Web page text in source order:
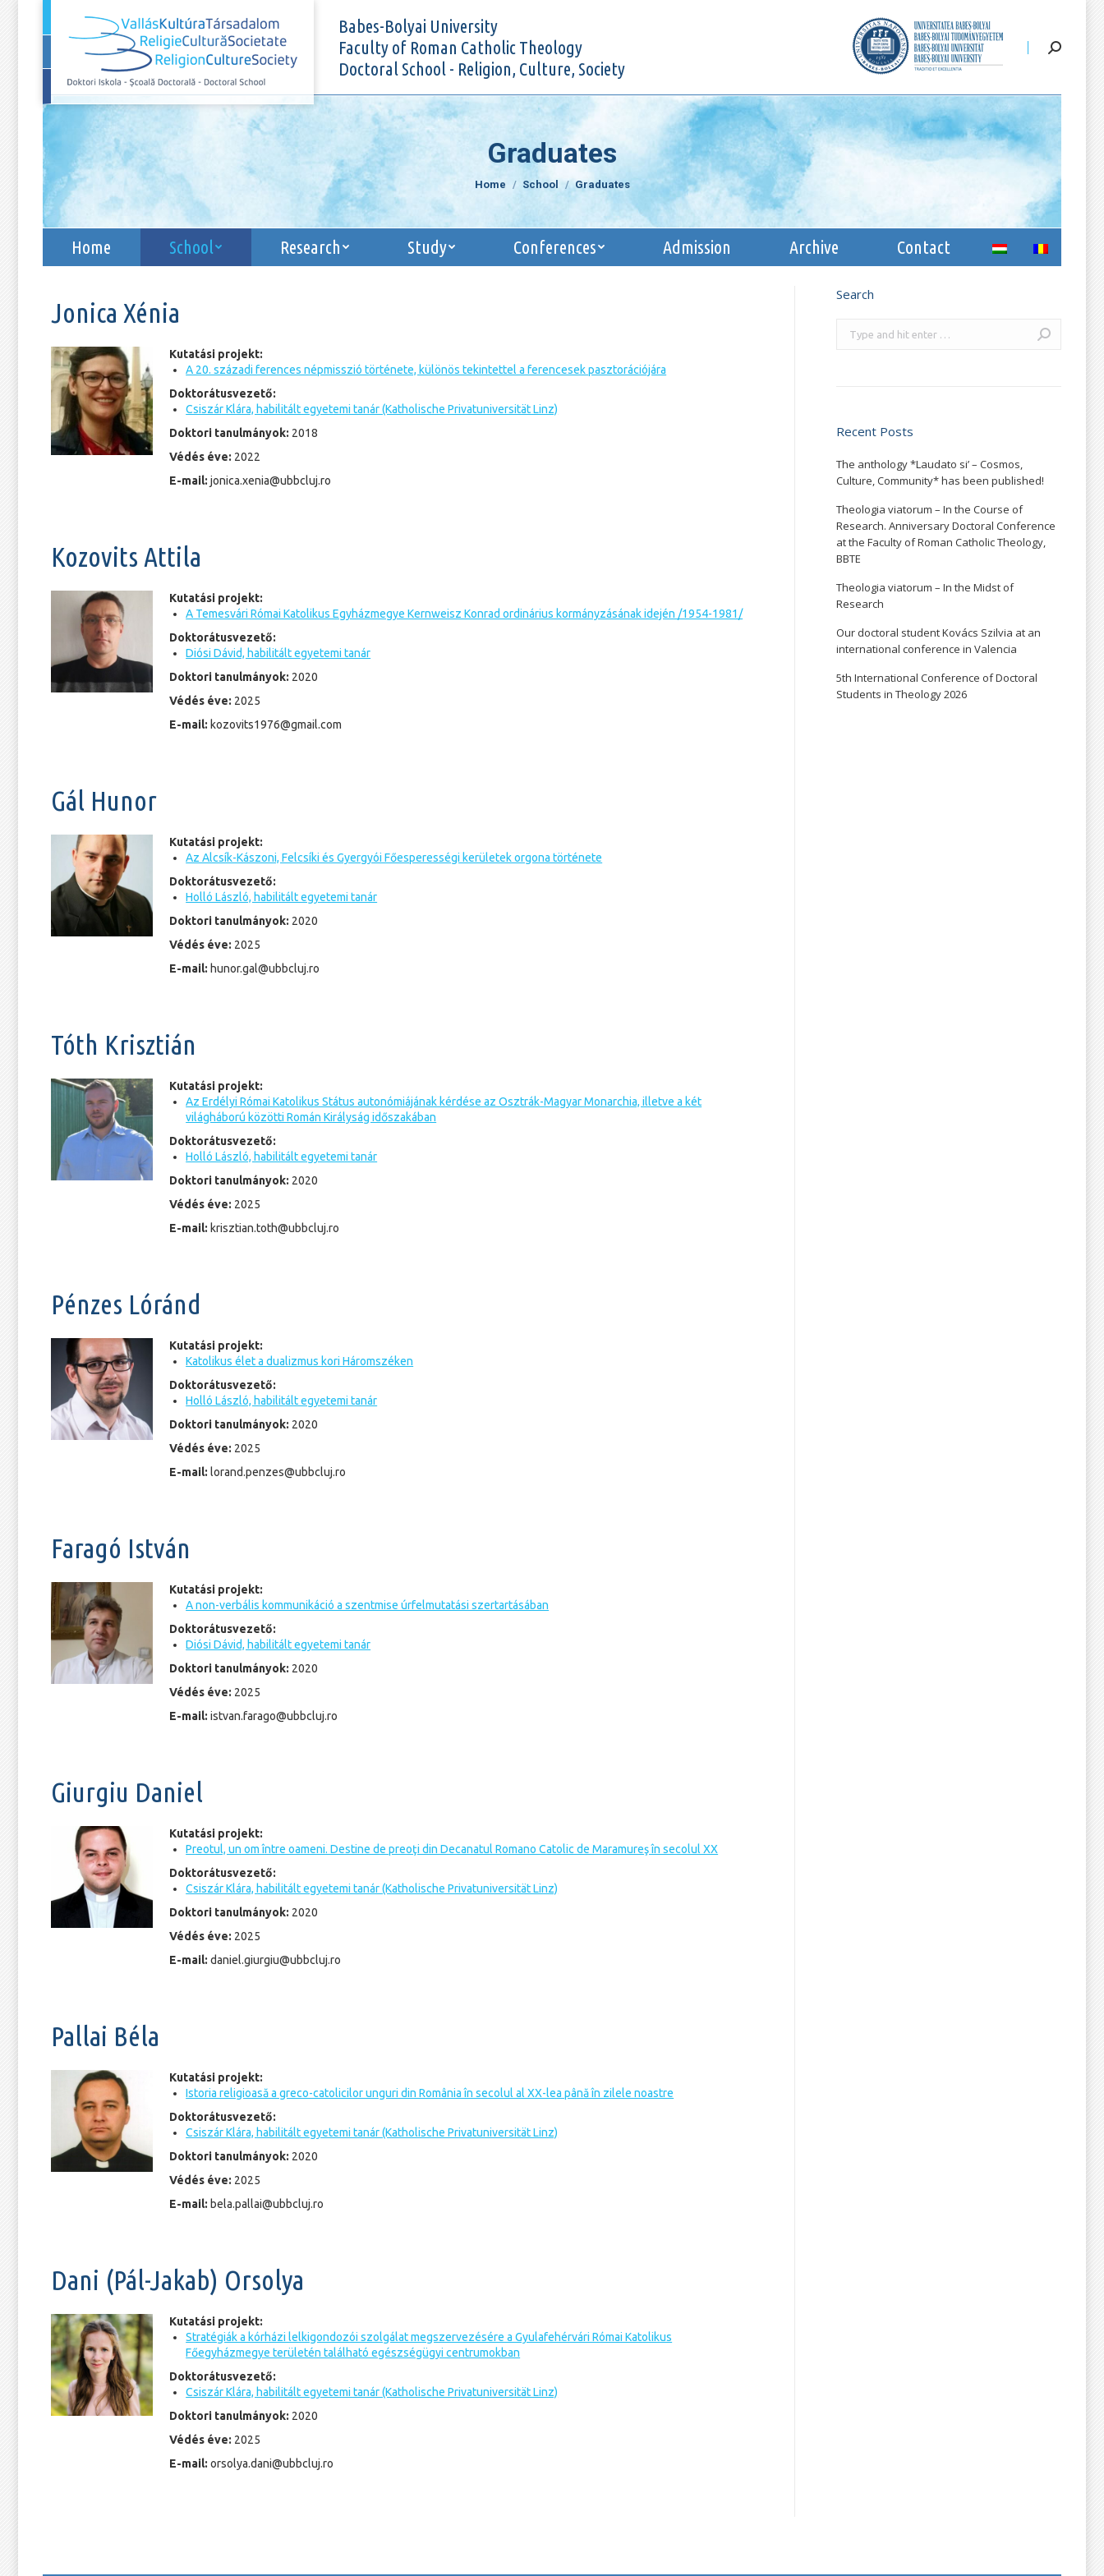
Babes-Bolyai University
Faculty of Roman Catholic Theology
Doctoral School - Religion, Culture, Society
Home School Research Study Conferences Admission Archive Contact
Graduates
You are here:
Home School Graduates
Jonica Xénia
Kutatási projekt:
A 20. századi ferences népmisszió története, különös tekintettel a ferencesek pasztorációjára
Doktorátusvezető:
Csiszár Klára, habilitált egyetemi tanár (Katholische Privatuniversität Linz)
Doktori tanulmányok: 2018
Védés éve: 2022
E-mail: jonica.xenia@ubbcluj.ro
Kozovits Attila
Kutatási projekt:
A Temesvári Római Katolikus Egyházmegye Kernweisz Konrad ordinárius kormányzásának idején /1954-1981/
Doktorátusvezető:
Diósi Dávid, habilitált egyetemi tanár
Doktori tanulmányok: 2020
Védés éve: 2025
E-mail: kozovits1976@gmail.com
Gál Hunor
Kutatási projekt:
Az Alcsík-Kászoni, Felcsíki és Gyergyói Főesperességi kerületek orgona története
Doktorátusvezető:
Holló László, habilitált egyetemi tanár
Doktori tanulmányok: 2020
Védés éve: 2025
E-mail: hunor.gal@ubbcluj.ro
Tóth Krisztián
Kutatási projekt:
Az Erdélyi Római Katolikus Státus autonómiájának kérdése az Osztrák-Magyar Monarchia, illetve a két
világháború közötti Román Királyság időszakában
Doktorátusvezető:
Holló László, habilitált egyetemi tanár
Doktori tanulmányok: 2020
Védés éve: 2025
E-mail: krisztian.toth@ubbcluj.ro
Pénzes Lóránd
Kutatási projekt:
Katolikus élet a dualizmus kori Háromszéken
Doktorátusvezető:
Holló László, habilitált egyetemi tanár
Doktori tanulmányok: 2020
Védés éve: 2025
E-mail: lorand.penzes@ubbcluj.ro
Faragó István
Kutatási projekt:
A non-verbális kommunikáció a szentmise úrfelmutatási szertartásában
Doktorátusvezető:
Diósi Dávid, habilitált egyetemi tanár
Doktori tanulmányok: 2020
Védés éve: 2025
E-mail: istvan.farago@ubbcluj.ro
Giurgiu Daniel
Kutatási projekt:
Preotul, un om între oameni. Destine de preoţi din Decanatul Romano Catolic de Maramureş în secolul XX
Doktorátusvezető:
Csiszár Klára, habilitált egyetemi tanár (Katholische Privatuniversität Linz)
Doktori tanulmányok: 2020
Védés éve: 2025
E-mail: daniel.giurgiu@ubbcluj.ro
Pallai Béla
Kutatási projekt:
Istoria religioasă a greco-catolicilor unguri din România în secolul al XX-lea până în zilele noastre
Doktorátusvezető:
Csiszár Klára, habilitált egyetemi tanár (Katholische Privatuniversität Linz)
Doktori tanulmányok: 2020
Védés éve: 2025
E-mail: bela.pallai@ubbcluj.ro
Dani (Pál-Jakab) Orsolya
Kutatási projekt:
Stratégiák a kórházi lelkigondozói szolgálat megszervezésére a Gyulafehérvári Római Katolikus
Főegyházmegye területén található egészségügyi centrumokban
Doktorátusvezető:
Csiszár Klára, habilitált egyetemi tanár (Katholische Privatuniversität Linz)
Doktori tanulmányok: 2020
Védés éve: 2025
E-mail: orsolya.dani@ubbcluj.ro
Search
Recent Posts
The anthology *Laudato si’ – Cosmos,
Culture, Community* has been published!
Theologia viatorum – In the Course of
Research. Anniversary Doctoral Conference
at the Faculty of Roman Catholic Theology,
BBTE
Theologia viatorum – In the Midst of
Research
Our doctoral student Kovács Szilvia at an
international conference in Valencia
5th International Conference of Doctoral
Students in Theology 2026
Home School Research Study Archive Contact